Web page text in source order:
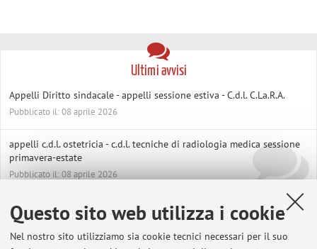
Questo sito web utilizza i cookie
Nel nostro sito utilizziamo sia cookie tecnici necessari per il suo
Ultimi avvisi
Appelli Diritto sindacale - appelli sessione estiva - C.d.l. C.La.R.A.
Pubblicato il: 08 aprile 2026
appelli c.d.l. ostetricia - c.d.l. tecniche di radiologia medica sessione
primavera-estate
Pubblicato il: 08 aprile 2026
Dirigenze pubbliche: nuovi scenari, nuovi obiettivi, nuove regole
Pubblicato il: 17 marzo 2026